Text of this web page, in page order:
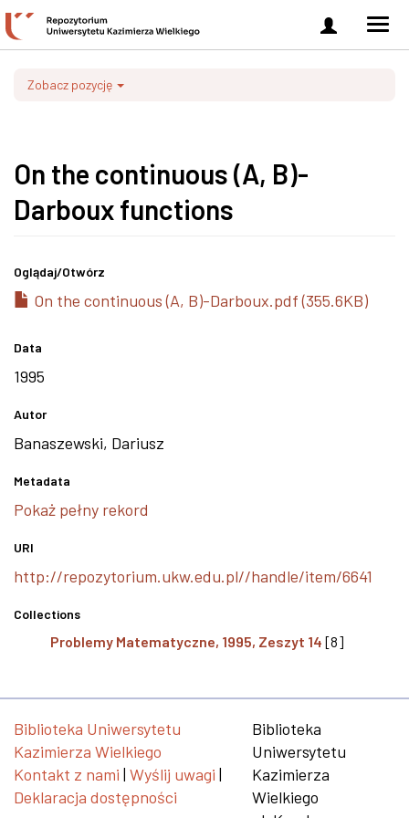
Zaloguj
się
Zobacz pozycję
On the continuous (A, B)-
Darboux functions
Oglądaj/Otwórz
On the continuous (A, B)-Darboux.pdf (355.6KB)
Data
1995
Autor
Banaszewski, Dariusz
Metadata
Pokaż pełny rekord
URI
http://repozytorium.ukw.edu.pl//handle/item/6641
Collections
Problemy Matematyczne, 1995, Zeszyt 14 [8]
Biblioteka Uniwersytetu
Kazimierza Wielkiego
Kontakt z nami | Wyślij uwagi |
Deklaracja dostępności
Biblioteka
Uniwersytetu
Kazimierza
Wielkiego